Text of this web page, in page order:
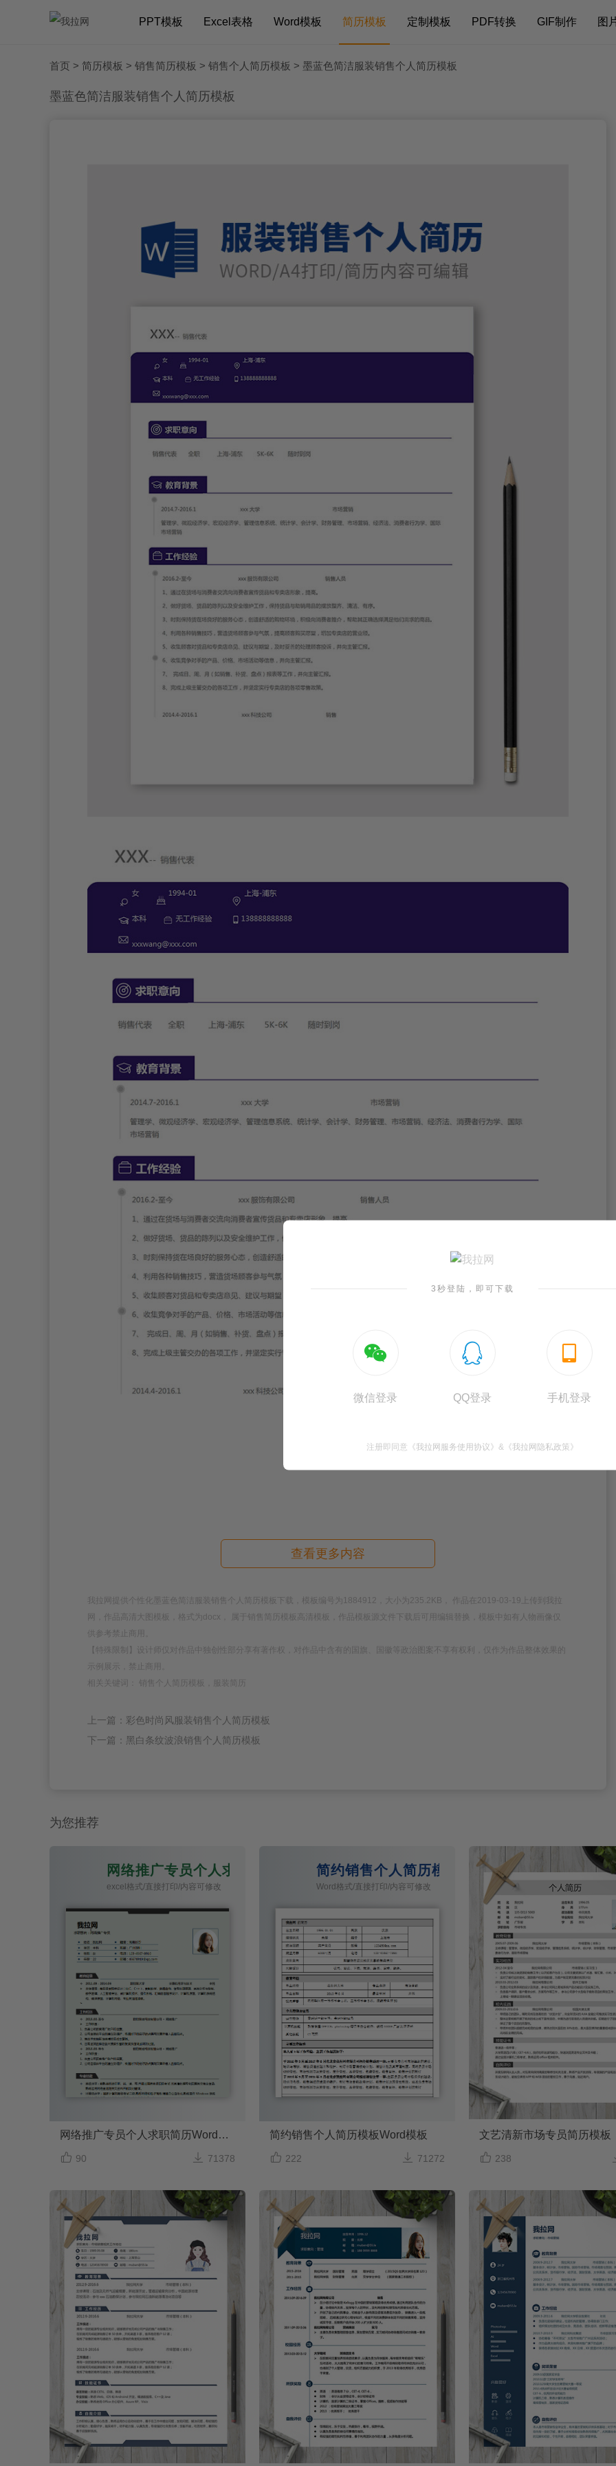
PPT模板 Excel表格 Word模板 简历模板 定制模板 PDF转换 GIF制作 图
首页 > 简历模板 > 销售简历模板 > 销售个人简历模板 > 墨蓝色简洁服装销售个人简历模板
墨蓝色简洁服装销售个人简历模板
查看更多内容
我拉网提供个性化墨蓝色简洁服装销售个人简历模板下载，模板编号为1884912，大小为235.2KB， 作品在2019-03-19上传到我拉
网，作品高清大图模板，格式为docx， 属于销售简历模板高清模板，作品模板源文件下载后可用编辑替换，模板中如有人物画像仅
供参考禁止商用。
【特殊限制】设计师仅对作品中独创性部分享有著作权，对作品中含有的国旗、国徽等政治图案不享有权利，仅作为作品整体效果的
示例展示，禁止商用。
相关关键词： 销售个人简历模板，服装简历
上一篇：彩色时尚风服装销售个人简历模板
下一篇：黑白条纹波浪销售个人简历模板
为您推荐
网络推广专员个人求职简历Word模板
excel格式/直接打印/内容可修改
网络推广专员个人求职简历Word模板
 90  71378
简约销售个人简历模板Word模板
Word格式/直接打印/内容可修改
简约销售个人简历模板Word模板
 222  71272
文艺清新市场专员简历模板
 238
3秒登陆，即可下载

微信登录

QQ登录

手机登录
注册即同意 《我拉网服务使用协议》 & 《我拉网隐私政策》